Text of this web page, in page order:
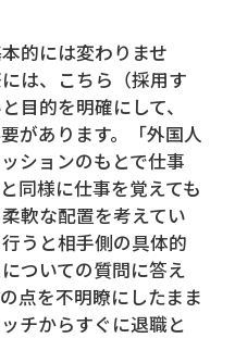
的には変わりませ
は、こちら（採用す
目的を明確にして、
があります。「外国人
ションのもとで仕事
同様に仕事を覚えても
軟な配置を考えてい
うと相手側の具体的
ついての質問に答え
点を不明瞭にしたまま
チからすぐに退職と